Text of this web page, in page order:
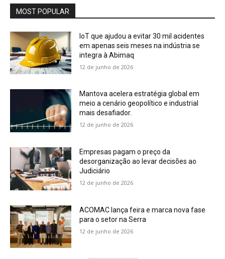
MOST POPULAR
IoT que ajudou a evitar 30 mil acidentes
em apenas seis meses na indústria se
integra à Abimaq
12 de junho de 2026
Mantova acelera estratégia global em
meio a cenário geopolítico e industrial
mais desafiador.
12 de junho de 2026
Empresas pagam o preço da
desorganização ao levar decisões ao
Judiciário
12 de junho de 2026
ACOMAC lança feira e marca nova fase
para o setor na Serra
12 de junho de 2026